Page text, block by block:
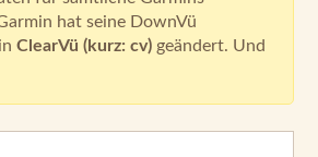
hat seine DownVü
ClearVü (kurz: cv) geändert. Und